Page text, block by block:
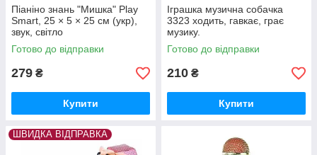
Піаніно знань "Мишка" Play
Smart, 25 × 5 × 25 см (укр),
звук, світло
Готово до відправки
279 ₴
Купити
Іграшка музична собачка
3323 ходить, гавкає, грає
музику.
Готово до відправки
210 ₴
Купити
ШВИДКА ВІДПРАВКА